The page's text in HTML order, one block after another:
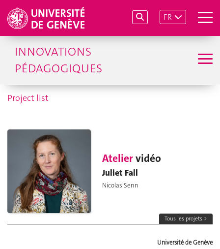
FR
INNOVATIONS
PÉDAGOGIQUES
Project list
Ateliervidéo
Juliet Fall
Nicolas Senn
Tous les projets >
Université de Genève